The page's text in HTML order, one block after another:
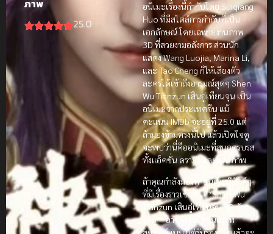
ภาพ
25.0
อนิเมะเรื่องนี้กำกับโดย Suiqiang
Huo ที่มีสไตล์การกำกับที่เป็น
เอกลักษณ์ โดยเฉพาะงานภาพ
3D ที่สวยงามอลังการ ส่วนนัก
แสดง Wang Luojia, Marina Li,
และ Tao Cheng ก็ให้เสียงตัว
ละครได้เข้าถึงอารมณ์สุดๆ Shen
Wu Tianzun เสินอู่เทียนจุน เป็น
อนิเมะจากประเทศจีน แม้
คะแนน IMDb จะอยู่ที่ 25.0 แต่
ถ้ามองข้ามตรงนี้ไป แล้วเปิดใจดู
จะพบว่านี่คืออนิเมะที่สนุกครบรส
ทั้งแอ็คชั่น ดราม่า และมิตรภาพ
ถ้าคุณกำลังมองหาอนิเมะบู๊มันส์ๆ
ที่มีเรื่องราวเข้มข้น **Shen Wu
Tianzun เสินอู่เทียนจุน 3D ซับ
ไทย** อาจจะไม่ใช่อนิเมะที่